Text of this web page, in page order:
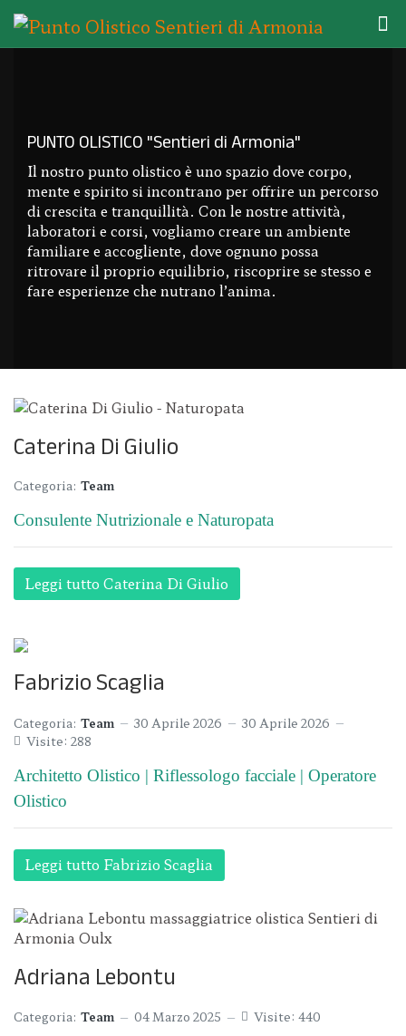
PUNTO OLISTICO "Sentieri di Armonia"
Il nostro punto olistico è uno spazio dove corpo,
mente e spirito si incontrano per offrire un percorso
di crescita e tranquillità. Con le nostre attività,
laboratori e corsi, vogliamo creare un ambiente
familiare e accogliente, dove ognuno possa
ritrovare il proprio equilibrio, riscoprire se stesso e
fare esperienze che nutrano l’anima.
Caterina Di Giulio
Categoria: Team
Consulente Nutrizionale e Naturopata
Leggi tutto Caterina Di Giulio
Fabrizio Scaglia
Categoria: Team 30 Aprile 2026
30 Aprile 2026
Visite: 288
Architetto Olistico | Riflessologo facciale | Operatore
Olistico
Leggi tutto Fabrizio Scaglia
Adriana Lebontu
Categoria: Team 04 Marzo 2025 Visite: 440